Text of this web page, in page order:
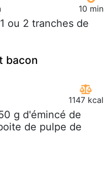
10 min
ou 2 tranches de
bacon
1147 kcal
g d'émincé de
de pulpe de